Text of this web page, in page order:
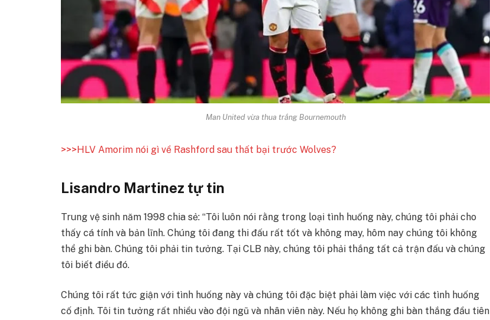
Man United vừa thua trắng Bournemouth
>>>HLV Amorim nói gì về Rashford sau thất bại trước Wolves?
Lisandro Martinez tự tin
Trung vệ sinh năm 1998 chia sẻ: “Tôi luôn nói rằng trong loại tình huống này, chúng tôi phải cho
thấy cá tính và bản lĩnh. Chúng tôi đang thi đấu rất tốt và không may, hôm nay chúng tôi không
thể ghi bàn. Chúng tôi phải tin tưởng. Tại CLB này, chúng tôi phải thắng tất cả trận đấu và chúng
tôi biết điều đó.
Chúng tôi rất tức giận với tình huống này và chúng tôi đặc biệt phải làm việc với các tình huống
cố định. Tôi tin tưởng rất nhiều vào đội ngũ và nhân viên này. Nếu họ không ghi bàn thắng đầu tiên